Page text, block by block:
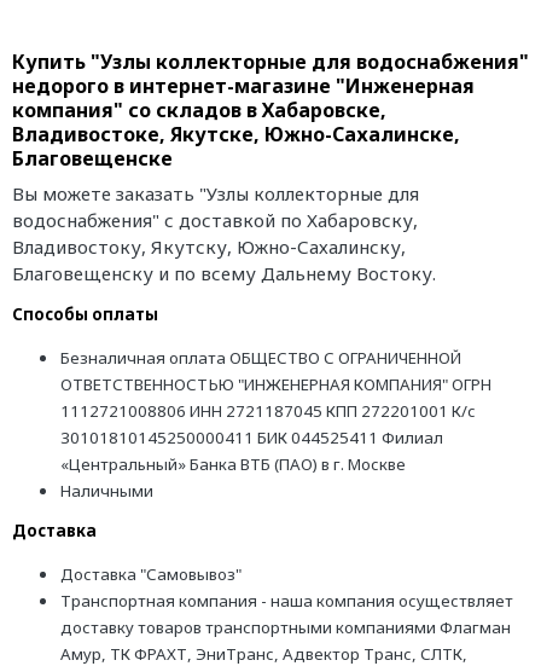
Купить "Узлы коллекторные для водоснабжения"
недорого в интернет-магазине "Инженерная
компания" со складов в Хабаровске,
Владивостоке, Якутске, Южно-Сахалинске,
Благовещенске
Вы можете заказать "Узлы коллекторные для
водоснабжения" с доставкой по Хабаровску,
Владивостоку, Якутску, Южно-Сахалинску,
Благовещенску и по всему Дальнему Востоку.
Способы оплаты
Безналичная оплата ОБЩЕСТВО С ОГРАНИЧЕННОЙ
ОТВЕТСТВЕННОСТЬЮ "ИНЖЕНЕРНАЯ КОМПАНИЯ" ОГРН
1112721008806 ИНН 2721187045 КПП 272201001 К/с
30101810145250000411 БИК 044525411 Филиал
«Центральный» Банка ВТБ (ПАО) в г. Москве
Наличными
Доставка
Доставка "Самовывоз"
Транспортная компания - наша компания осуществляет
доставку товаров транспортными компаниями Флагман
Амур, ТК ФРАХТ, ЭниТранс, Адвектор Транс, СЛТК,